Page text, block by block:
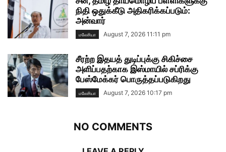
நிதி ஒதுக்கீடு அதிகரிக்கப்படும்:
அன்வார்
மலேசியா August 7, 2026 11:11 pm
சீரற்ற இதயத் துடிப்புக்கு சிகிச்சை
அளிப்பதற்காக இஸ்மாயில் சப்ரிக்கு
பேஸ்மேக்கர் பொருத்தப்படுகிறது
மலேசியா August 7, 2026 10:17 pm
NO COMMENTS